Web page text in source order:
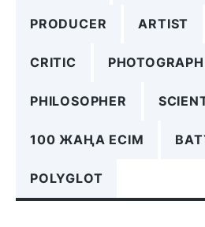
PRODUCER ARTIST
CRITIC
PHILOSOPHER
100 ЖАҢА ЕСІМ
POLYGLOT